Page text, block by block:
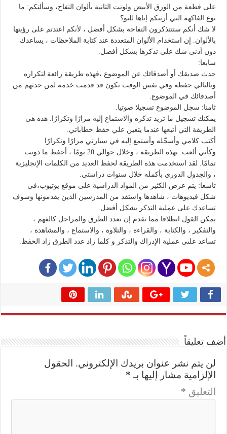
على قطعة من الورق الأبيض ولونت الثانية بألوان التفاح، وسألتكم: ما
نوع الفاكهة التي أريتكم إياها للتو؟
لا شك أنكم ستتتذكرون التفاحة بشكل أفضل ، لأنكم اعتدتم على رؤيتها
بالألوان. إن استخدام الألوان المتعددة عند كتابة الملاحظات ، يساعدك
دون أدنى شك على تذكرها بشكل أفضل.
سابعا:
حدث صديقك أو أصدقائك عن الموضوع ،فهذه طريقة رائعة لتكراره
وبالتالي حفظه وفي نفس الوقت تكون قد قدمت خدمة لمن حدثهم من
أصدقائك في الموضوع.
ثامنا: سجل الموضوع تسجيلا صوتيا.
يمكنك تسجيل ما تريد تذكره والاستماع إليه مرارًا وتكرارًا. هذه هي
الطريقة التي أتبعها عندما يتعين علي حفظ خطاباتي.
أكتب كلامي وأسجّله وأستمع إليه في سيارتي مرارًا وتكرارًا
وكأني ألعب. بهذه الطريقة ، وخلال حوالي 20 يومًا ، أحفظ ما دونت
تمامًا. لقد استخدمت هذه الطريقة لحفظ العديد من الكلمات الإنجليزية
، والجدول الدوري بأكمله خلال سنوات دراستي.
تاسعا: يتم عرض الكثير من المواد الدراسية على موقع يوتيوب،في
شكل فيديوهات ، شاهدها واستفد من المدرسين الذين يقدمونها وسوف
تساعدك على عملية التذكر بشكل أفضل.
يمكن القول انطلاقا مما تقدم إن تعدد الطرق والمراحل كالفهم ،
والتفكير ، والكتابة ، والقراءة ، والتلاوة ، والاستماع ، والمشاهدة ،
تساعد علىى عملية الإدراك والتذكر و كلما زاد عدد الطرق زاد الحفظ.
أضف تعليقاً
لن يتم نشر عنوان بريدك الإلكتروني.
الحقول
الإلزامية مشار إليها بـ *
التعليق *